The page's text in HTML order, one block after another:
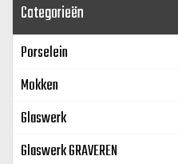
Categorieën
Porselein
Mokken
Glaswerk
Glaswerk GRAVEREN